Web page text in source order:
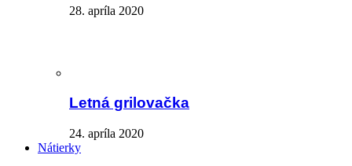
28. apríla 2020
Letná grilovačka
24. apríla 2020
Nátierky